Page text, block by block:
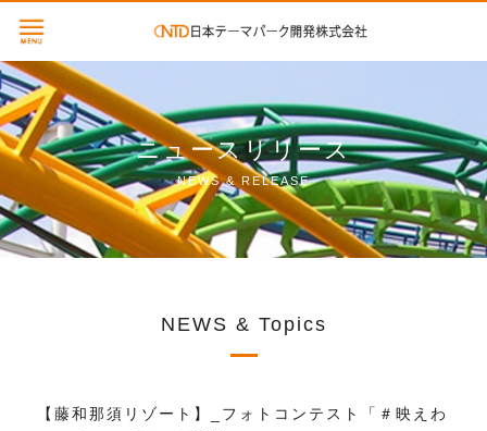
ニュースリリース
NEWS & RELEASE
NEWS & Topics
【藤和那須リゾート】_フォトコンテスト「＃映えわ